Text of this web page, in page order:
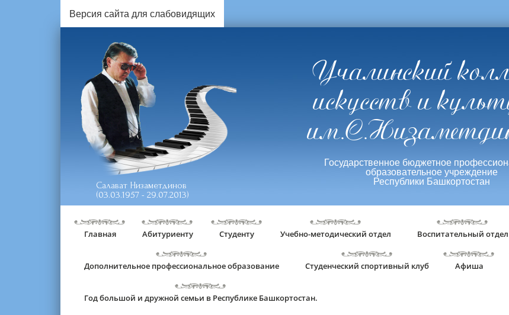
Версия сайта для слабовидящих
Салават Низаметдинов
(03.03.1957 - 29.07.2013)
Учалинский
искусств и
Государственное бюджетное
образовательное учреждение
Республики Башкортостан
Главная Абитуриенту Студенту Учебно-методический отдел Воспитательный отдел
Дополнительное профессиональное образование Студенческий спортивный клуб Афиша
Год большой и дружной семьи в Республике Башкортостан.